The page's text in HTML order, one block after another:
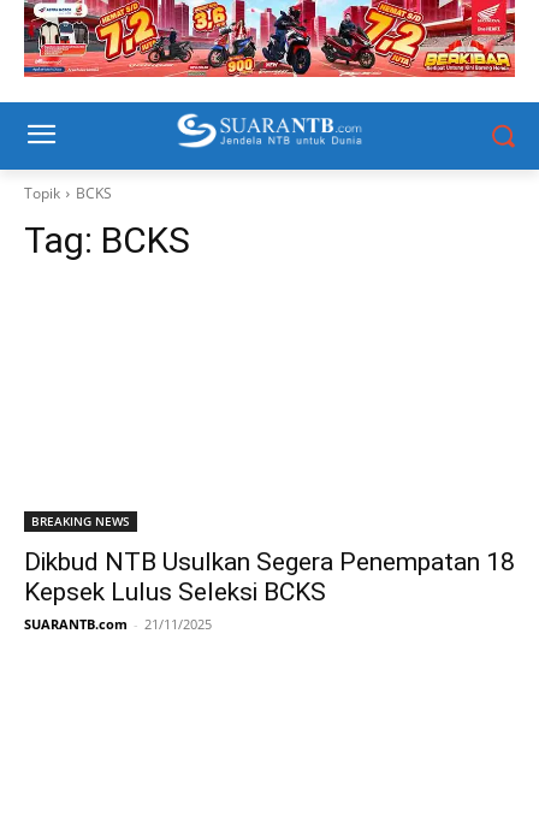
Topik BCKS
Tag: BCKS
BREAKING NEWS
Dikbud NTB Usulkan Segera Penempatan 18
Kepsek Lulus Seleksi BCKS
SUARANTB.com - 21/11/2025